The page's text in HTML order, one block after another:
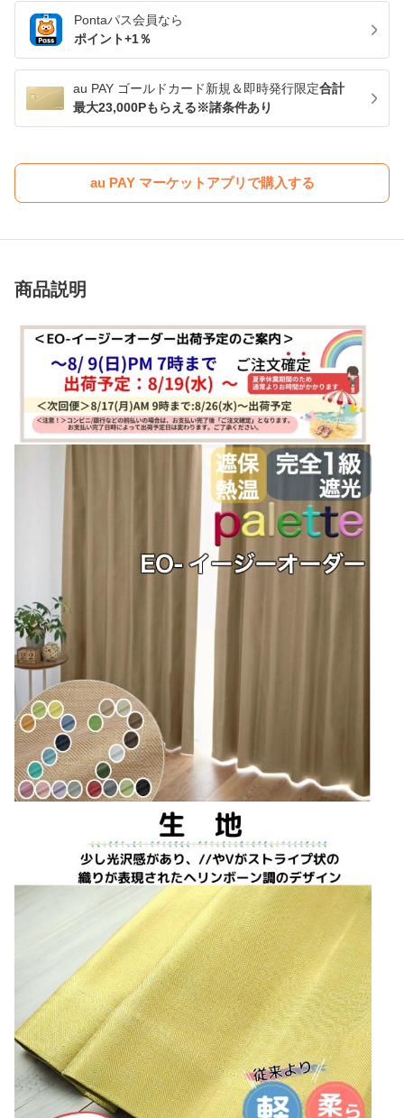
Pontaパス会員なら
ポイント+1％
au PAY ゴールドカード新規＆即時発行限定合計
最大23,000Pもらえる※諸条件あり
au PAY マーケットアプリで購入する
商品説明